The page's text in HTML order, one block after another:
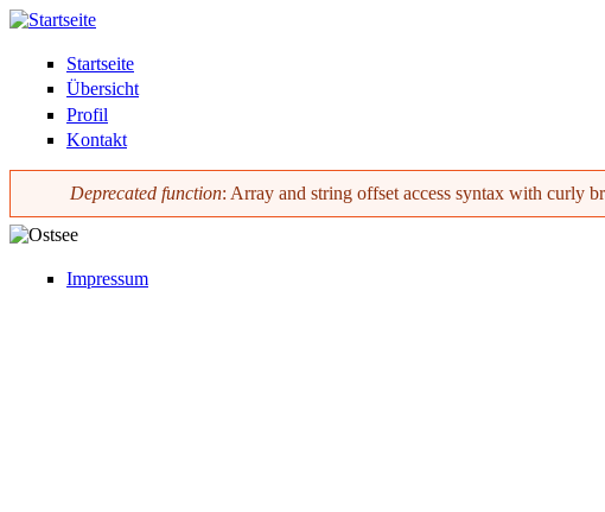
Startseite
Übersicht
Profil
Kontakt
Fehlermeldung
Deprecated function: Array and string offset access syntax with curly
Impressum